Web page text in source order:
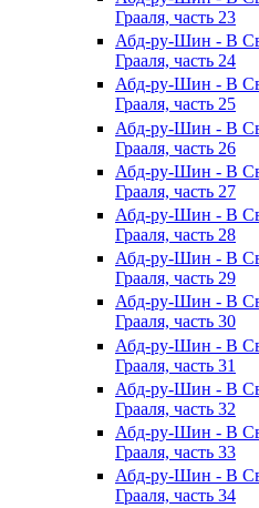
Грааля, часть 23
Абд-ру-Шин - В
Грааля, часть 24
Абд-ру-Шин - В
Грааля, часть 25
Абд-ру-Шин - В
Грааля, часть 26
Абд-ру-Шин - В
Грааля, часть 27
Абд-ру-Шин - В
Грааля, часть 28
Абд-ру-Шин - В
Грааля, часть 29
Абд-ру-Шин - В
Грааля, часть 30
Абд-ру-Шин - В
Грааля, часть 31
Абд-ру-Шин - В
Грааля, часть 32
Абд-ру-Шин - В
Грааля, часть 33
Абд-ру-Шин - В
Грааля, часть 34